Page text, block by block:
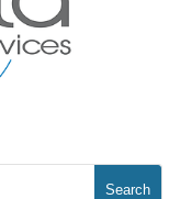
Search